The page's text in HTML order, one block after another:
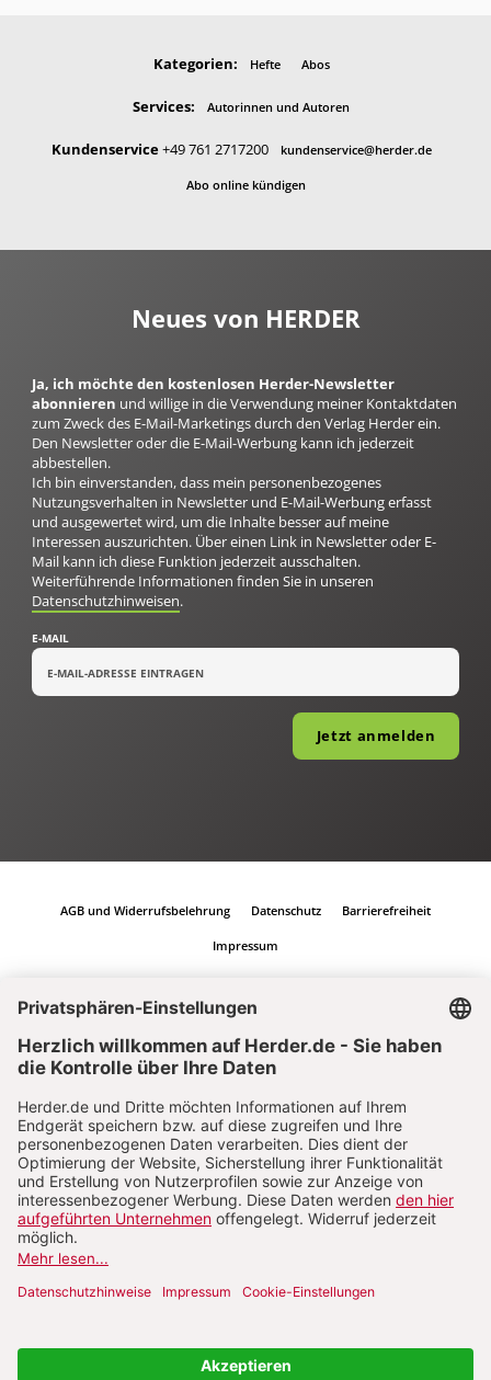
Kategorien: Hefte Abos
Services: Autorinnen und Autoren
Kundenservice+49 761 2717200 kundenservice@herder.de
Abo online kündigen
Neues von HERDER
Ja, ich möchte den kostenlosen Herder-Newsletter
abonnieren und willige in die Verwendung meiner Kontaktdaten
zum Zweck des E-Mail-Marketings durch den Verlag Herder ein.
Den Newsletter oder die E-Mail-Werbung kann ich jederzeit
abbestellen.
Ich bin einverstanden, dass mein personenbezogenes
Nutzungsverhalten in Newsletter und E-Mail-Werbung erfasst
und ausgewertet wird, um die Inhalte besser auf meine
Interessen auszurichten. Über einen Link in Newsletter oder E-
Mail kann ich diese Funktion jederzeit ausschalten.
Weiterführende Informationen finden Sie in unseren
Datenschutzhinweisen.
E-MAIL
Jetzt anmelden
AGB und Widerrufsbelehrung Datenschutz Barrierefreiheit
Impressum
Vertrag widerrufen